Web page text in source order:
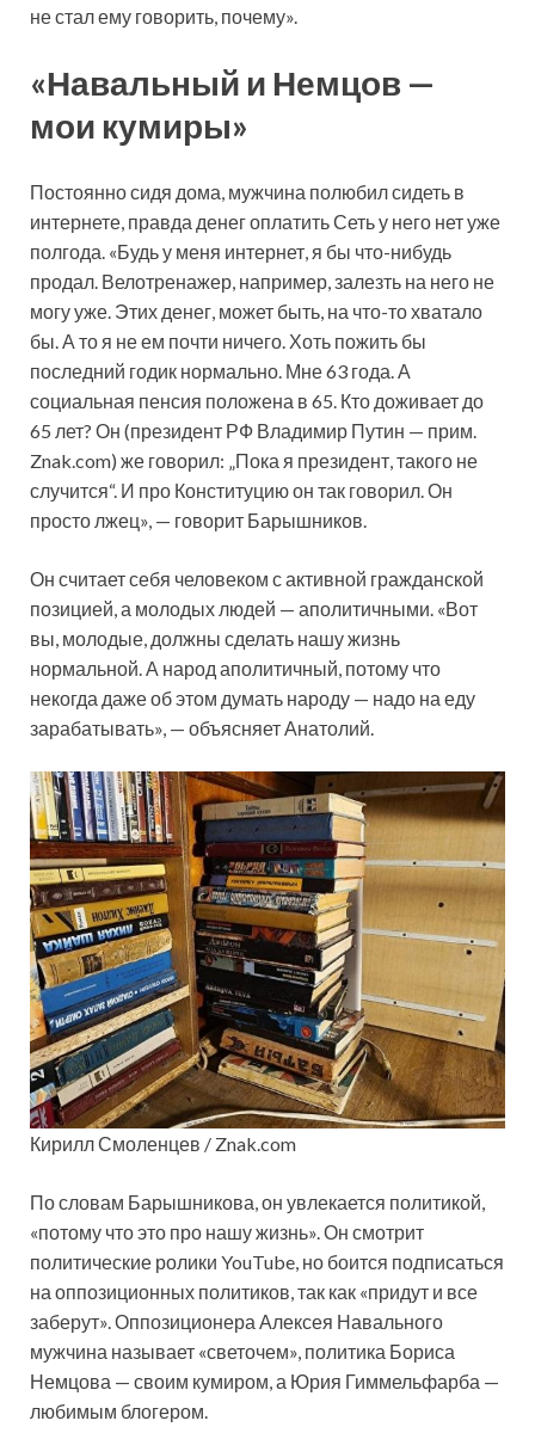
не стал ему говорить, почему».
«Навальный и Немцов —
мои кумиры»
Постоянно сидя дома, мужчина полюбил сидеть в
интернете, правда денег оплатить Сеть у него нет уже
полгода. «Будь у меня интернет, я бы что-нибудь
продал. Велотренажер, например, залезть на него не
могу уже. Этих денег, может быть, на что-то хватало
бы. А то я не ем почти ничего. Хоть пожить бы
последний годик нормально. Мне 63 года. А
социальная пенсия положена в 65. Кто доживает до
65 лет? Он (президент РФ Владимир Путин — прим.
Znak.com) же говорил: „Пока я президент, такого не
случится“. И про Конституцию он так говорил. Он
просто лжец», — говорит Барышников.
Он считает себя человеком с активной гражданской
позицией, а молодых людей — аполитичными. «Вот
вы, молодые, должны сделать нашу жизнь
нормальной. А народ аполитичный, потому что
некогда даже об этом думать народу — надо на еду
зарабатывать», — объясняет Анатолий.
Кирилл Смоленцев / Znak.com
По словам Барышникова, он увлекается политикой,
«потому что это про нашу жизнь». Он смотрит
политические ролики YouTube, но боится подписаться
на оппозиционных политиков, так как «придут и все
заберут». Оппозиционера Алексея Навального
мужчина называет «светочем», политика Бориса
Немцова — своим кумиром, а Юрия Гиммельфарба —
любимым блогером.